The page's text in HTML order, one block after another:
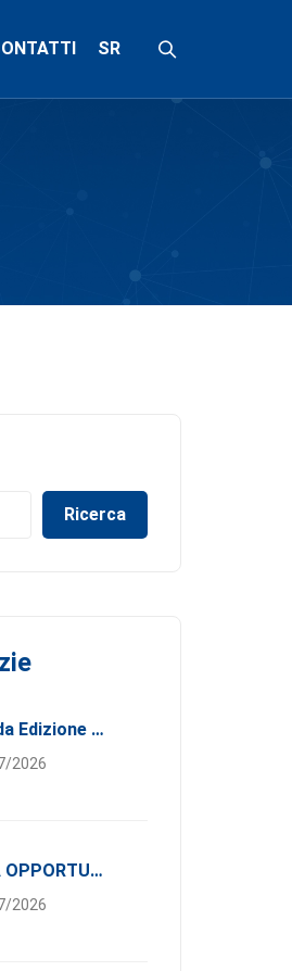
SR
Ricerca
Seconda Edizione Di MANGIA. DONA. AMA: Quando La Gastronomia Incontra La Solidarietà, 11 Settembre 2026
2026
NUOVA OPPORTUNITÀ DI BUSINESS PER I SOCI DI CONFINDUSTRIA SERBIA: Affitasi Un Moderno Capannone Industriale A Pančevo – 1.200 M² Nella Zona Industriale
2026